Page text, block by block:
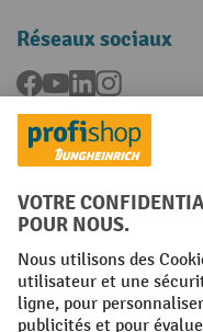
Réseaux sociaux
Facebook
YouTubeLinkedInInstagram
Langues
FR NL
Conditions générales